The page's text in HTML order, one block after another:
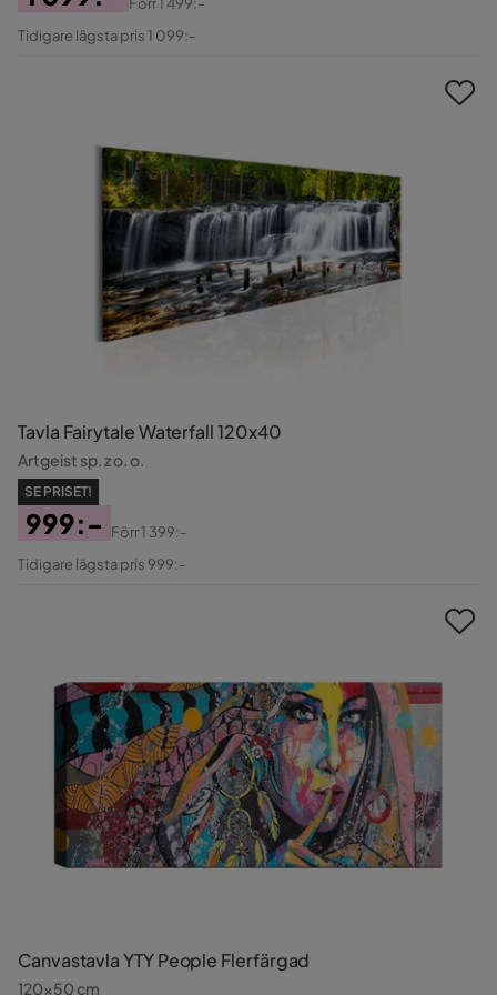
Pris
Original
Tidigare lägsta pris 1 099:-
Tavla Fairytale Waterfall 120x40
Artgeist sp. z o. o.
SE PRISET!
Pris
999:-
Original
Förr1 399:-
Tidigare lägsta pris 999:-
Canvastavla YTY People Flerfärgad
120x50 cm